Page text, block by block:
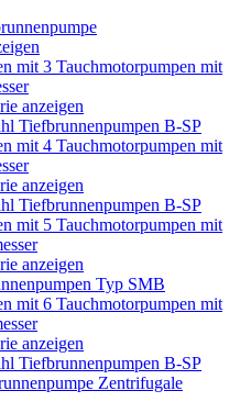
Tauchmotorpumpen mit
anzeigen
Tiefbrunnenpumpen B-SP
Tauchmotorpumpen mit
anzeigen
Tiefbrunnenpumpen B-SP
Tauchmotorpumpen mit
anzeigen
Typ SMB
Tauchmotorpumpen mit
anzeigen
Tiefbrunnenpumpen B-SP
Zentrifugale